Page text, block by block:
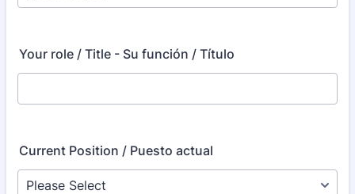
Your role / Title - Su función / Título
Current Position / Puesto actual